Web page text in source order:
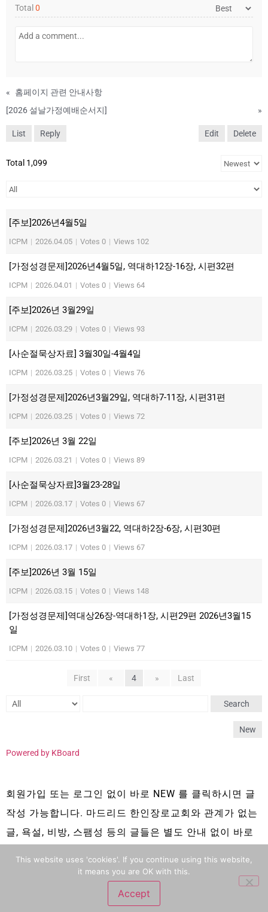
Total 0
«
홈페이지 관련 안내사항
[2026 설날가정예배순서지]
»
List Reply Edit Delete
Total 1,099
[주보]2026년4월5일
ICPM | 2026.04.05 | Votes 0 | Views 102
[가정성경문제]2026년4월5일, 역대하12장-16장, 시편32편
ICPM | 2026.04.01 | Votes 0 | Views 64
[주보]2026년 3월29일
ICPM | 2026.03.29 | Votes 0 | Views 93
[사순절묵상자료] 3월30일-4월4일
ICPM | 2026.03.25 | Votes 0 | Views 76
[가정성경문제]2026년3월29일, 역대하7-11장, 시편31편
ICPM | 2026.03.25 | Votes 0 | Views 72
[주보]2026년 3월 22일
ICPM | 2026.03.21 | Votes 0 | Views 89
[사순절묵상자료]3월23-28일
ICPM | 2026.03.17 | Votes 0 | Views 67
[가정성경문제]2026년3월22, 역대하2장-6장, 시편30편
ICPM | 2026.03.17 | Votes 0 | Views 67
[주보]2026년 3월 15일
ICPM | 2026.03.15 | Votes 0 | Views 148
[가정성경문제]역대상26장-역대하1장, 시편29편 2026년3월15
일
ICPM | 2026.03.10 | Votes 0 | Views 77
First « 4 » Last
Search
New
Powered by KBoard
회원가입 또는 로그인 없이 바로 NEW 를 클릭하시면 글
작성 가능합니다. 마드리드 한인장로교회와 관계가 없는
글, 욕설, 비방, 스팸성 등의 글들은 별도 안내 없이 바로
This website uses 'cookies'. If you continue using this website,
it means you are OK with this.
Accept